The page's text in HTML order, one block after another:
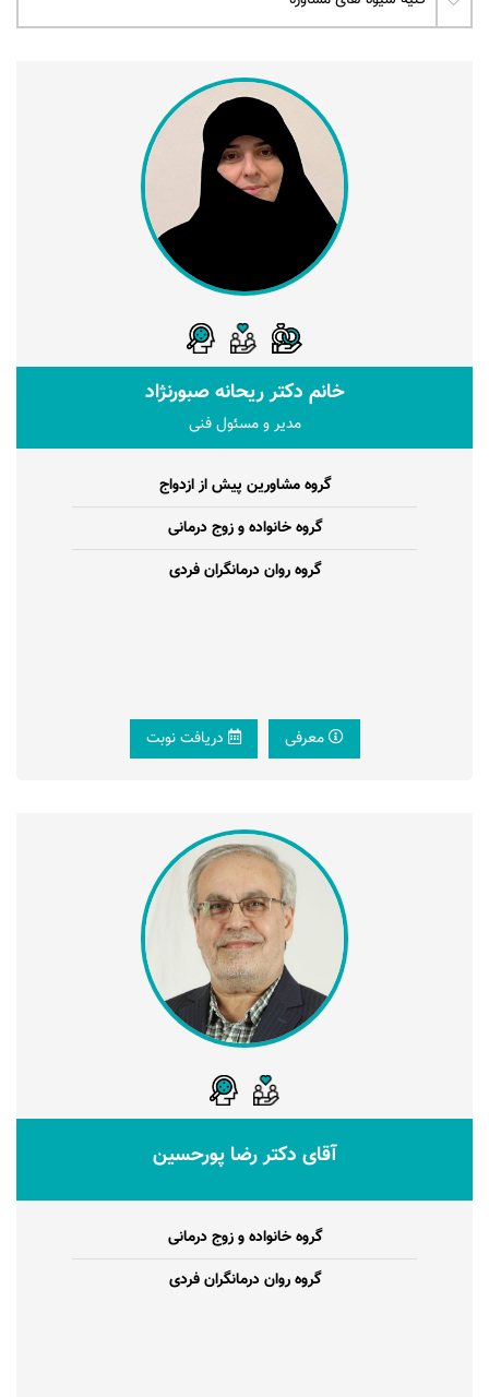
خانم دکتر ریحانه صبورنژاد
مدیر و مسئول فنی
گروه مشاورین پیش از ازدواج
گروه خانواده و زوج درمانی
گروه روان درمانگران فردی
معرفی دریافت نوبت
آقای دکتر رضا پورحسین
گروه خانواده و زوج درمانی
گروه روان درمانگران فردی